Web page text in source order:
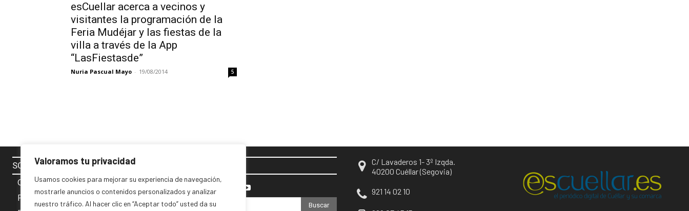
Valoramos tu privacidad
Usamos cookies para mejorar su experiencia de navegación,
mostrarle anuncios o contenidos personalizados y analizar
nuestro tráfico. Al hacer clic en “Aceptar todo” usted da su
esCuellar acerca a vecinos y
visitantes la programación de la
Feria Mudéjar y las fiestas de la
villa a través de la App
“LasFiestasde”
Nuria Pascual Mayo - 19/08/2014 5
SOBRE NOSOTROS
Contacto
Política de cookies
Buscar
C/ Lavaderos 1- 3º Izqda.
40200 Cuéllar (Segovia)
921 14 02 10